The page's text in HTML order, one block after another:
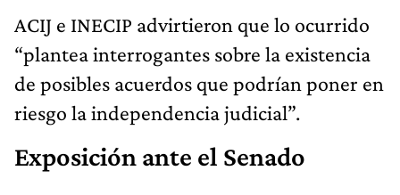
ACIJ e INECIP advirtieron que lo ocurrido
“plantea interrogantes sobre la existencia
de posibles acuerdos que podrían poner en
riesgo la independencia judicial”.
Exposición ante el Senado